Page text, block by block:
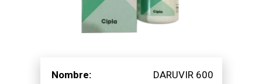
Nombre:
DARUVIR 600